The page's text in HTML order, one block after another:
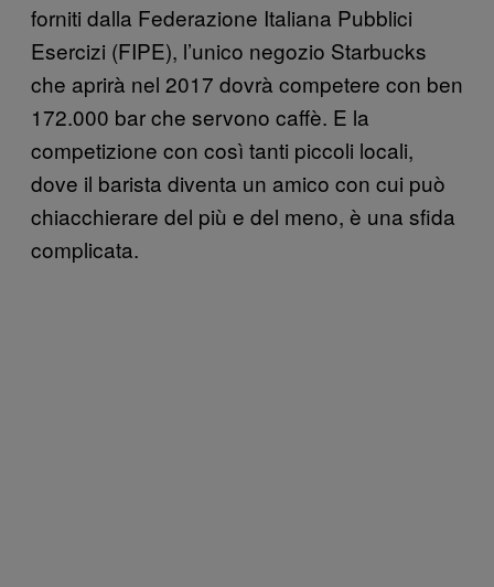
forniti dalla Federazione Italiana Pubblici
Esercizi (FIPE), l’unico negozio Starbucks
che aprirà nel 2017 dovrà competere con ben
172.000 bar che servono caffè. E la
competizione con così tanti piccoli locali,
dove il barista diventa un amico con cui può
chiacchierare del più e del meno, è una sfida
complicata.